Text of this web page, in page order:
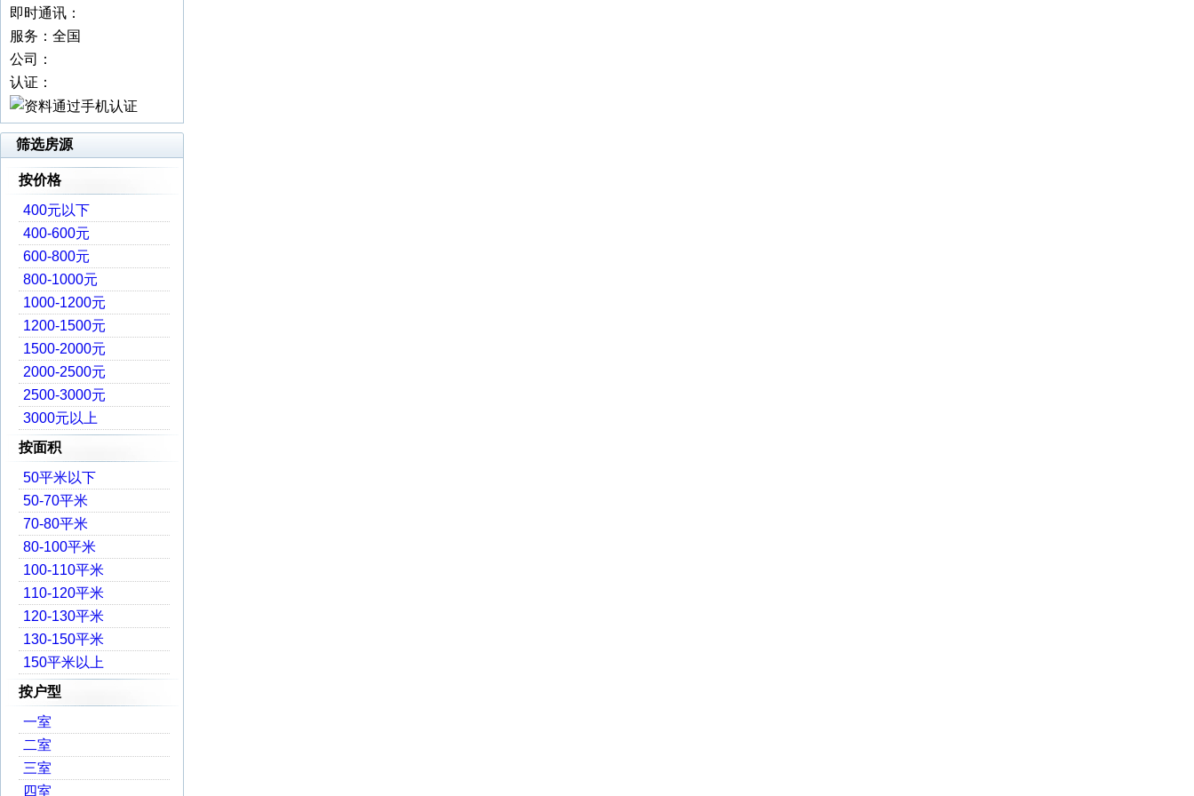
即时通讯：
服务：全国
公司：
认证：
筛选房源
按价格
400元以下
400-600元
600-800元
800-1000元
1000-1200元
1200-1500元
1500-2000元
2000-2500元
2500-3000元
3000元以上
按面积
50平米以下
50-70平米
70-80平米
80-100平米
100-110平米
110-120平米
120-130平米
130-150平米
150平米以上
按户型
一室
二室
三室
四室